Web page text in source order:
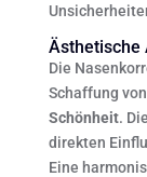
Ästhetische
Die
Schaffung von
Schönheit. Die
direkten
Eine